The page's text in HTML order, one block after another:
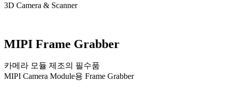
3D Camera & Scanner
MIPI Frame Grabber
카메라 모듈 제조의 필수품
MIPI Camera Module용 Frame Grabber